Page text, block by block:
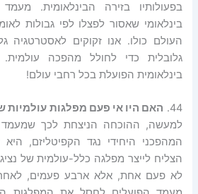
בפעולותיו בזירה הבינלאומית.
בינלאומי שאסור לפצלו לפי גבולות
העולם כולו. אנו זקוקים לאסטרטגיה
גלובלית כדי לחולל מהפכה
בינלאומית הפועלת בכל רחבי עולם!
44. האם היו אי פעם מפלגות
למעשה, ההוכחה הניצחת לכך
המהפכני היחידי נגד הקפיטליזם,
הצליח לייצר מפלגה כלל-עולמית של
לא פעם אחת, אלא ארבע פעמים, לאחר